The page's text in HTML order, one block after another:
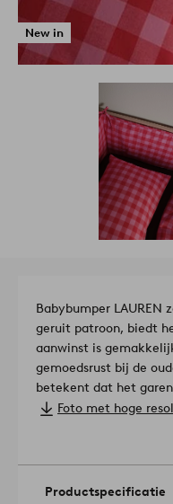
New in
Babybumper
geruit patroon, biedt
aanwinst is
gemoedsrust bij de
betekent dat het
kanten van de stof
een stof. Hoe hoger
Knutseltechniek:
Foto met hoge
Productspecificatie